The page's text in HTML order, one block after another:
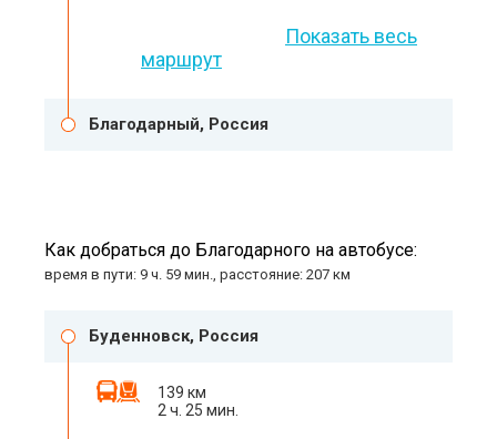
Показать весь
маршрут
Благодарный, Россия
Как добраться до Благодарного на автобусе:
время в пути: 9 ч. 59 мин., расстояние: 207 км
Буденновск, Россия
139 км
2 ч. 25 мин.